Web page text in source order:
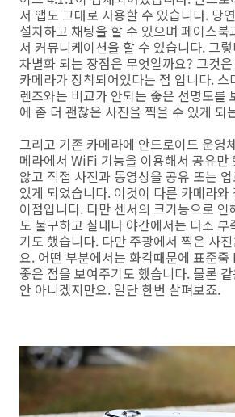
서 앱도 그대로 사용할 수 있습니다. 당
설치하고 채팅을 할 수 있으며 페이스북
서 커뮤니케이션을 할 수 있습니다. 그
차별화 되는 장점은 무엇일까요? 그것
카메라가 장착되어있다는 점 입니다. 스
렌즈와는 비교가 안되는 좋은 선명도를
에 좀 더 괜찮은 사진을 찍을 수 있게 되
그리고 기존 카메라에 안드로이드 운영
메라에서 WiFi 기능을 이용해서 공유만
않고 직접 사진과 동영상을 공유 또는
있게 되었습니다. 이것이 다른 카메라와
이점입니다. 다만 센서의 크기등으로 인
도 불구하고 실내나 야간에서는 다소 부
기도 했습니다. 다만 주광에서 찍은 사
요. 어떤 부분에서는 화각때문에 표준
좋은 점을 보여주기도 했습니다. 물론
안 아니겠지만요. 일단 한번 살펴보죠.